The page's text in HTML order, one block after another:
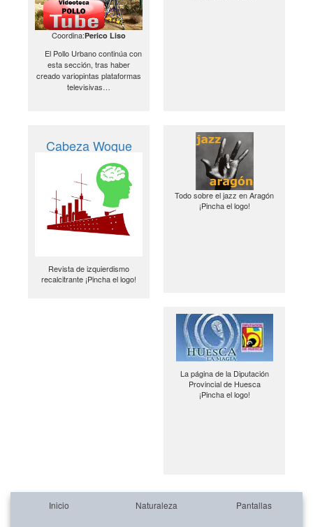
Coordina:Perico Liso
El Pollo Urbano continúa con
esta sección, tras haber
creado variopintas plataformas
televisivas…
Cabeza Woque
Revista de izquierdismo
recalcitrante ¡Pincha el logo!
Todo sobre el jazz en Aragón
¡Pincha el logo!
La página de la Diputación
Provincial de Huesca
¡Pincha el logo!
Inicio Naturaleza Pantallas